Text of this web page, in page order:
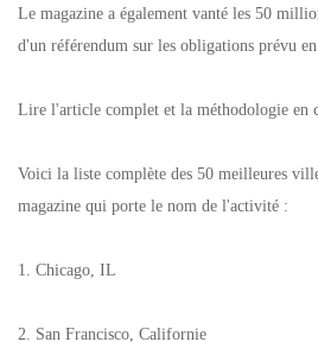
Le magazine a également vanté les 50
d'un référendum sur les obligations prévu
Lire l'article complet et la méthodologie en
Voici la liste complète des 50 meilleures
magazine qui porte le nom de l'activité :
1. Chicago, IL
2. San Francisco, Californie